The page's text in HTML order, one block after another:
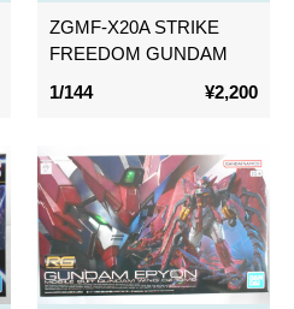
ZGMF-X20A STRIKE
FREEDOM GUNDAM
1/144
¥2,200